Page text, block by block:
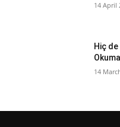
14 April
Hiç
14